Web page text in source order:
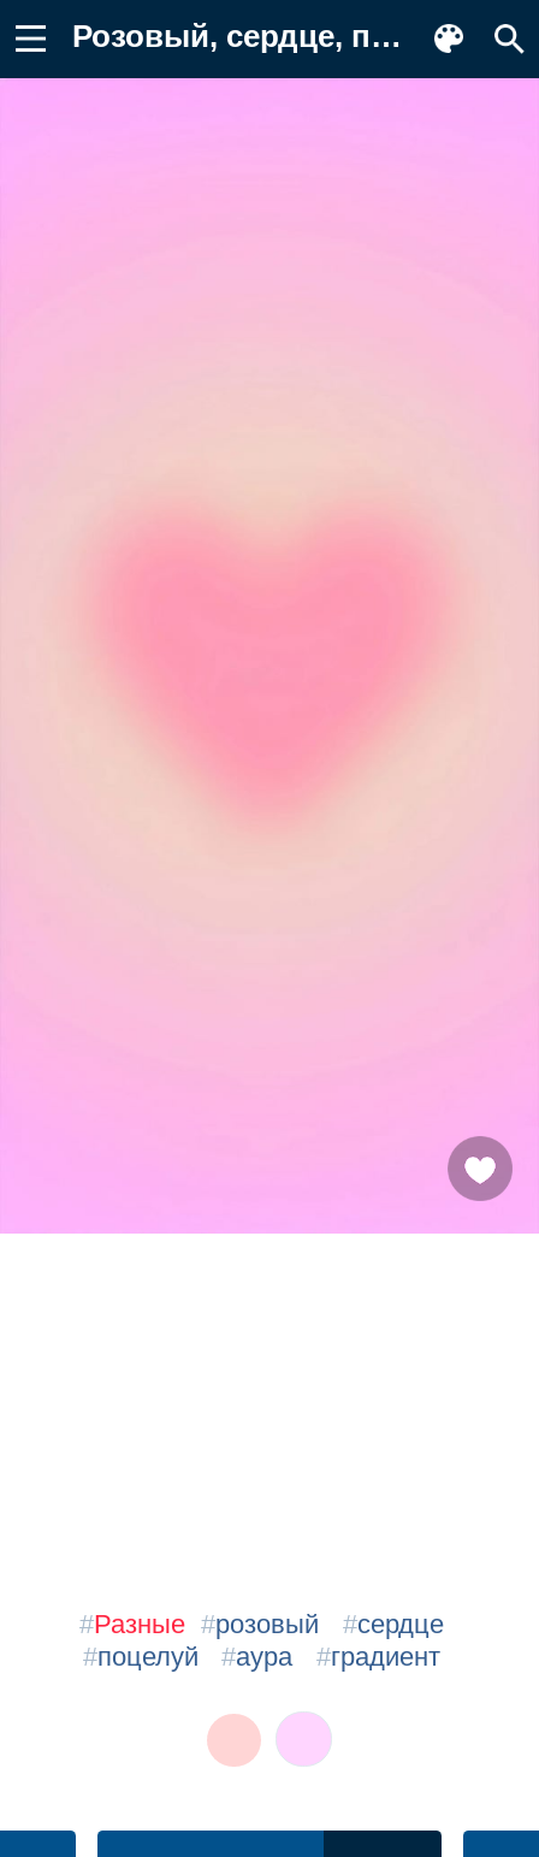
Розовый, сердце, поцелуй, аура, градиент Обои
#Разные #розовый #сердце
#поцелуй #аура #градиент